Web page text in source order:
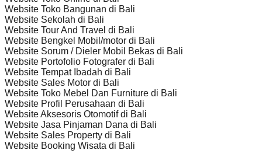
Website Toko Bangunan di Bali
Website Sekolah di Bali
Website Tour And Travel di Bali
Website Bengkel Mobil/motor di Bali
Website Sorum / Dieler Mobil Bekas di Bali
Website Portofolio Fotografer di Bali
Website Tempat Ibadah di Bali
Website Sales Motor di Bali
Website Toko Mebel Dan Furniture di Bali
Website Profil Perusahaan di Bali
Website Aksesoris Otomotif di Bali
Website Jasa Pinjaman Dana di Bali
Website Sales Property di Bali
Website Booking Wisata di Bali